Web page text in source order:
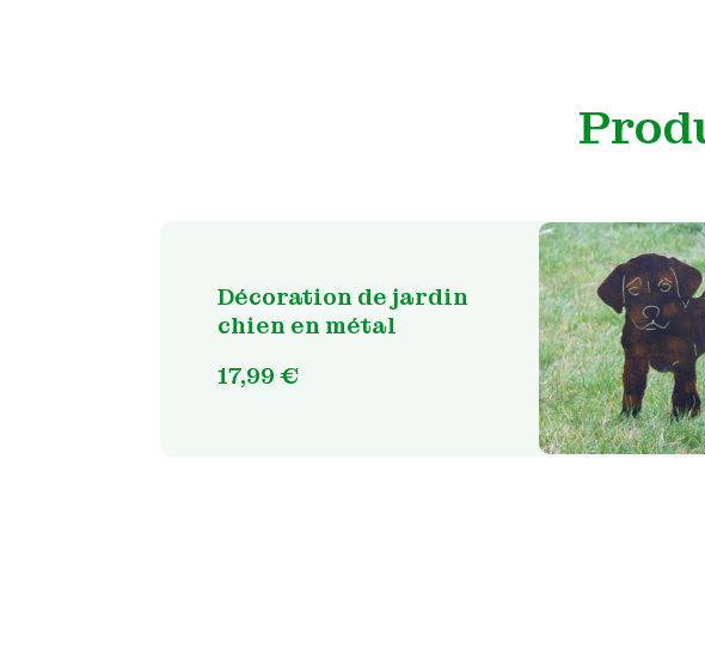
Décoration de jardin
chien en métal
17,99 €